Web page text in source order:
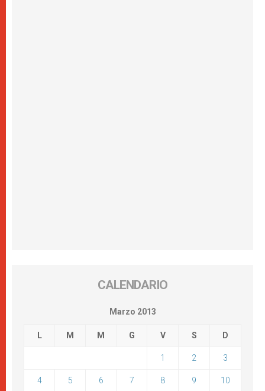
CALENDARIO
Marzo 2013
L M M G V S D
1 2 3
4 5 6 7 8 9 10